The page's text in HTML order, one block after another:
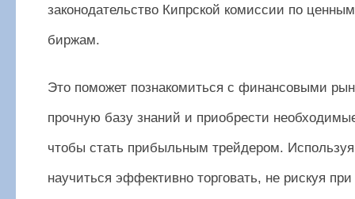
законодательство Кипрской комиссии по
биржам.
Это поможет познакомиться с финансовыми
прочную базу знаний и приобрести
чтобы стать прибыльным трейдером.
научиться эффективно торговать, не рискуя